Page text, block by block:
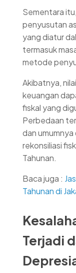
Sementara
penyusutan
yang diatur
termasuk
metode
Akibatnya,
keuangan
fiskal yang
Perbedaan
dan umumnya
rekonsiliasi
Tahunan.
Baca juga :
Tahunan di
Terjadi